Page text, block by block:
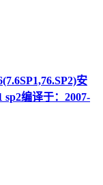
安
sp2编译于：2007-